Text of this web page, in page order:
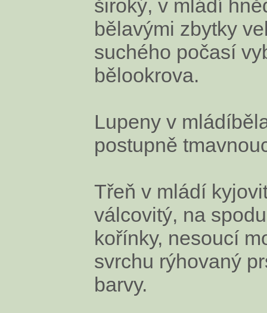
široký, v mládí
bělavými zbytky
suchého počasí
bělookrova.
Lupeny v
postupně
Třeň v mládí
válcovitý, na
kořínky, nesoucí
svrchu rýhovaný
barvy.